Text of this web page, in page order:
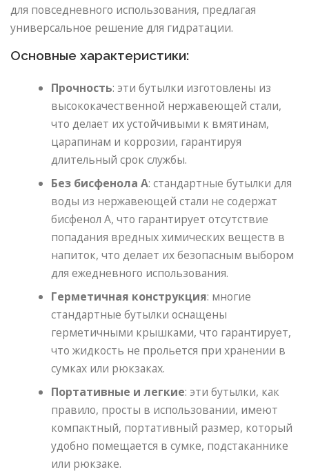
для повседневного использования, предлагая
универсальное решение для гидратации.
Основные характеристики:
Прочность: эти бутылки изготовлены из
высококачественной нержавеющей стали,
что делает их устойчивыми к вмятинам,
царапинам и коррозии, гарантируя
длительный срок службы.
Без бисфенола А: стандартные бутылки для
воды из нержавеющей стали не содержат
бисфенол А, что гарантирует отсутствие
попадания вредных химических веществ в
напиток, что делает их безопасным выбором
для ежедневного использования.
Герметичная конструкция: многие
стандартные бутылки оснащены
герметичными крышками, что гарантирует,
что жидкость не прольется при хранении в
сумках или рюкзаках.
Портативные и легкие: эти бутылки, как
правило, просты в использовании, имеют
компактный, портативный размер, который
удобно помещается в сумке, подстаканнике
или рюкзаке.